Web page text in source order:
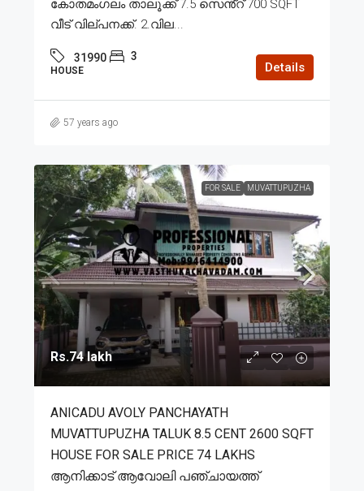
കോതമംഗലം താലൂക്ക് 7.5 സെൻ്റ് 700 SQFT
വീട് വില്പനക്ക്. 2.വില...
31990 3
HOUSE Details
57 years ago
FOR SALE MUVATTUPUZHA
Rs.74 lakh
ANICADU AVOLY PANCHAYATH
MUVATTUPUZHA TALUK 8.5 CENT 2600 SQFT
HOUSE FOR SALE PRICE 74 LAKHS
ആനിക്കാട് ആവോലി പഞ്ചായത്ത്